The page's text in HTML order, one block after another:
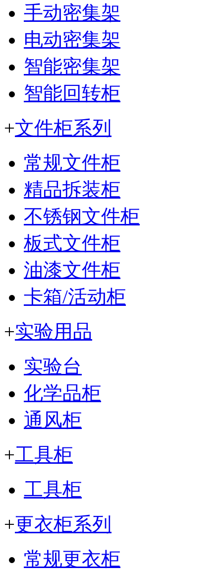
手动密集架
电动密集架
智能密集架
智能回转柜
+文件柜系列
常规文件柜
精品拆装柜
不锈钢文件柜
板式文件柜
油漆文件柜
卡箱/活动柜
+实验用品
实验台
化学品柜
通风柜
+工具柜
工具柜
+更衣柜系列
常规更衣柜